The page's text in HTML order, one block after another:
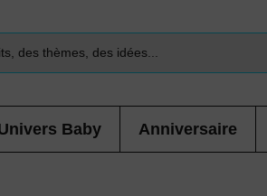
Baby Anniversaire